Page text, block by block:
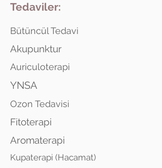
Tedaviler:
Bütüncül Tedavi
Akupunktur
Auriculoterapi
YNSA
Ozon Tedavisi
Fitoterapi
Aromaterapi
Kupaterapi (Hacamat)